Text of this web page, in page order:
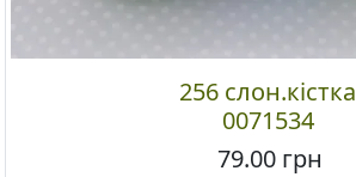
256 слон.кістка
0071534
79.00 грн